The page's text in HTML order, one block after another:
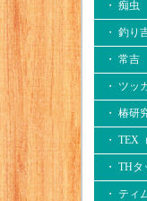
・ 痴虫
・ 釣り
・ 常吉
・ ツッ
・ 椿研
・ TEX
・ TH
・ ティ